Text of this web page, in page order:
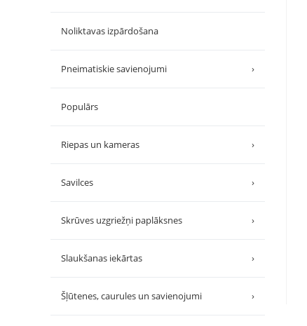
Noliktavas izpārdošana
Pneimatiskie savienojumi ›
Populārs
Riepas un kameras ›
Savilces ›
Skrūves uzgriežņi paplāksnes ›
Slaukšanas iekārtas ›
Šļūtenes, caurules un savienojumi ›